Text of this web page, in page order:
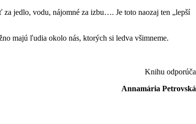
jedlo, vodu, nájomné za izbu…. Je toto naozaj ten „lepší
majú ľudia okolo nás, ktorých si ledva všimneme.
Knihu odporúča
AnnamáriaPetrovská